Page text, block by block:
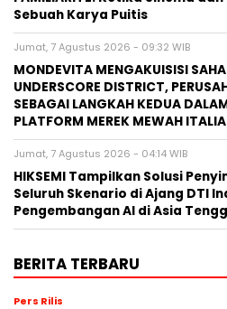
Sebuah Karya Puitis
Jumat, 7 Agustus 2026 - 09:32 WIB
MONDEVITA MENGAKUISISI
UNDERSCORE DISTRICT,
SEBAGAI LANGKAH KEDUA
PLATFORM MEREK MEWAH
Jumat, 7 Agustus 2026 - 04:14 WIB
HIKSEMI Tampilkan Solusi
Seluruh Skenario di Ajang DTI
Pengembangan AI di Asia
BERITA TERBARU
Pers Rilis